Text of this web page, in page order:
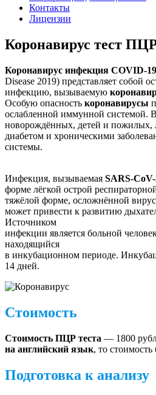
Контакты
Лицензии
Коронавирус тест
Коронавирус инфекция COVID-19
Disease 2019) представляет собой
инфекцию, вызываемую
Особую опасность коронавирусы
ослабленной иммунной системой.
новорождённых, детей и пожилых,
диабетом и хроническими
системы.
Инфекция, вызываемая SARS-
форме лёгкой острой
тяжёлой форме, осложнённой
может привести к развитию
Источником
инфекции является больной
находящийся
в инкубационном периоде.
14 дней.
Стоимость
Стоимость ПЦР теста — 1800
на английский язык, то стоимость
Подготовка к анализу